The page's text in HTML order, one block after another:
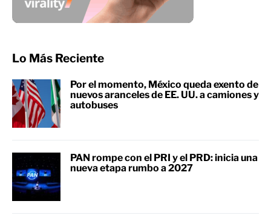
Lo Más Reciente
Por el momento, México queda exento de
nuevos aranceles de EE. UU. a camiones y
autobuses
PAN rompe con el PRI y el PRD: inicia una
nueva etapa rumbo a 2027